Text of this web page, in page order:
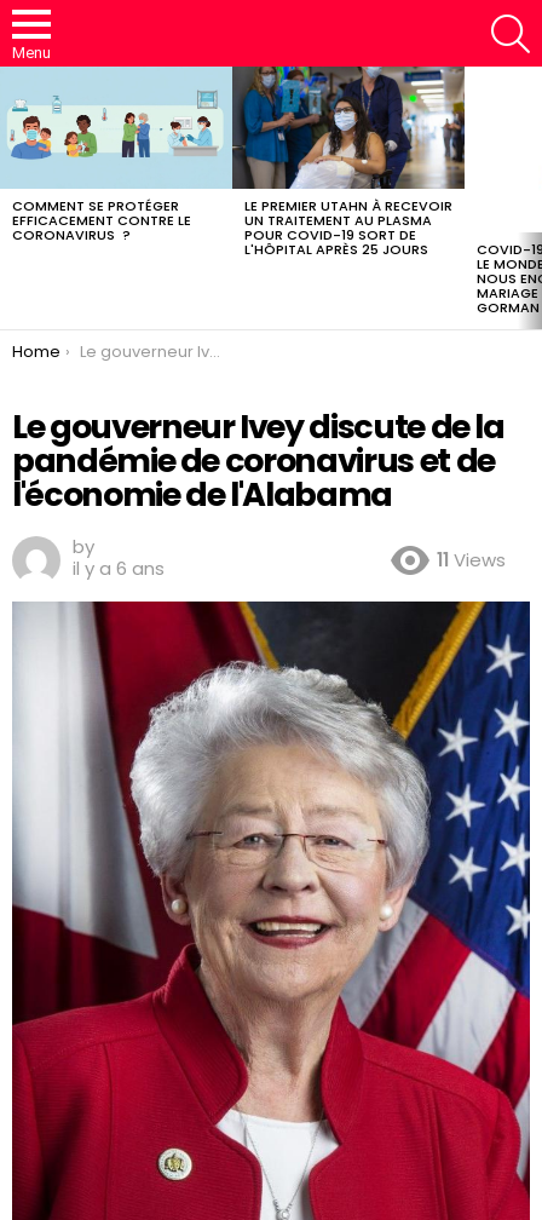
Menu
STORIES
COMMENT SE PROTÉGER
EFFICACEMENT CONTRE LE
CORONAVIRUS ?
LE PREMIER UTAHN À RECEVOIR
UN TRAITEMENT AU PLASMA
POUR COVID-19 SORT DE
L'HÔPITAL APRÈS 25 JOURS COVID-
LE
NOUS
MARIAGE
GORMAN
You are here:
Home Le gouverneur Ivey discute de la pandémie de coronavirus et de l’économie de l’Alabama
Le gouverneur Ivey discute de la
pandémie de coronavirus et de
l'économie de l'Alabama
by
il y a 6 ans
11 Views